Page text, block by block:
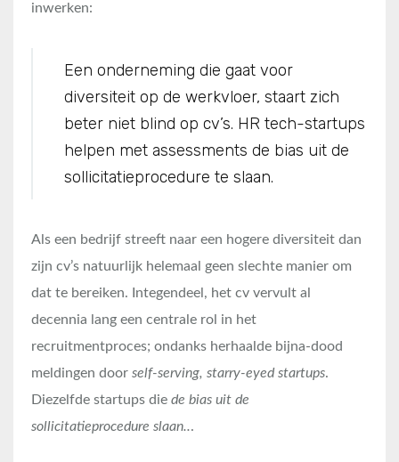
inwerken:
Een onderneming die gaat voor
diversiteit op de werkvloer, staart zich
beter niet blind op cv’s. HR tech-startups
helpen met assessments de bias uit de
sollicitatieprocedure te slaan.
Als een bedrijf streeft naar een hogere diversiteit dan
zijn cv’s natuurlijk helemaal geen slechte manier om
dat te bereiken. Integendeel, het cv vervult al
decennia lang een centrale rol in het
recruitmentproces; ondanks herhaalde bijna-dood
meldingen door self-serving, starry-eyed startups.
Diezelfde startups die de bias uit de
sollicitatieprocedure slaan...